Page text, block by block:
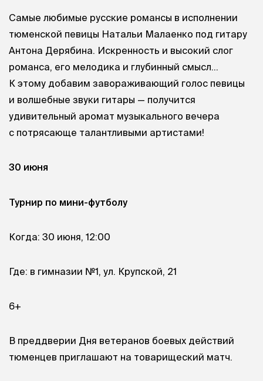
Самые любимые русские романсы в исполнении
тюменской певицы Натальи Малаенко под гитару
Антона Дерябина. Искренность и высокий слог
романса, его мелодика и глубинный смысл…
К этому добавим завораживающий голос певицы
и волшебные звуки гитары — получится
удивительный аромат музыкального вечера
с потрясающе талантливыми артистами!
30 июня
Турнир по мини-футболу
Когда: 30 июня, 12:00
Где: в гимназии №1, ул. Крупской, 21
6+
В преддверии Дня ветеранов боевых действий
тюменцев приглашают на товарищеский матч.